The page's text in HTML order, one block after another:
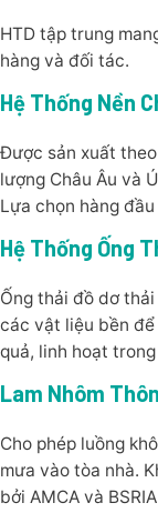
HTD tập trung
hàng và đối tác.
Hệ Thống Nền
Được sản xuất
lượng Châu Âu và
Lựa chọn hàng
Hệ Thống Ống
Ống thải đồ dơ
các vật liệu bền
quả, linh hoạt
Lam Nhôm
Cho phép luồng
mưa vào tòa nhà.
bởi AMCA và